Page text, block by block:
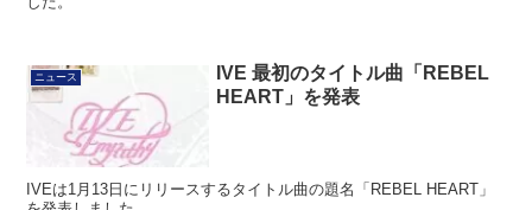
ニュース
IVE 最初のタイトル曲「REBEL
HEART」を発表
IVEは1月13日にリリースするタイトル曲の題名「REBEL HEART」
を発表しました。